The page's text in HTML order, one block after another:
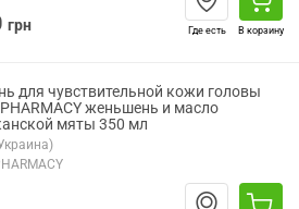
грн Где есть В корзину
для чувствительной кожи головы
PHARMACY женьшень и масло
мяты 350 мл